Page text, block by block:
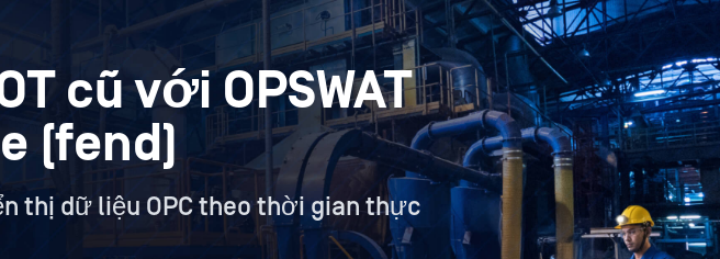
cũ với OPSWAT
(fend)
thị dữ liệu OPC theo thời gian thực